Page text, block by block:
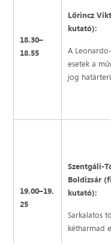
18.30–
18.55
Lőrincz
kutató):
A
esetek a
jog
19.00–19.
25
Szentgáli-
Boldizsár
kutató):
Sarkalatos
kétharmad